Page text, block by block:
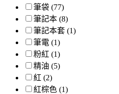
筆袋 (77)
筆記本 (8)
筆記本套 (1)
筆電 (1)
粉紅 (1)
精油 (5)
紅 (2)
紅棕色 (1)